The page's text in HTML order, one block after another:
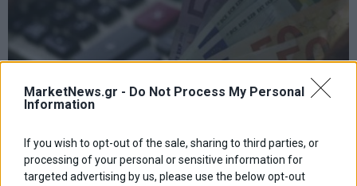
MarketNews.gr - Do Not Process My Personal
Information
If you wish to opt-out of the sale, sharing to third parties, or
processing of your personal or sensitive information for
targeted advertising by us, please use the below opt-out
Κατώτατος μισθός: Ντόμινο αυξήσεων σε μισθούς,
επιδόματα και τριετίες